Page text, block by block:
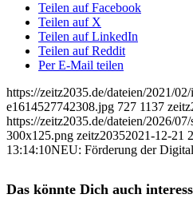
Teilen auf Facebook
Teilen auf X
Teilen auf LinkedIn
Teilen auf Reddit
Per E-Mail teilen
https://zeitz2035.de/dateien/2021/
e1614527742308.jpg 727 1137
https://zeitz2035.de/dateien/2026/
300x125.png zeitz20352021-12-21
13:14:10NEU: Förderung der
Das könnte Dich auch